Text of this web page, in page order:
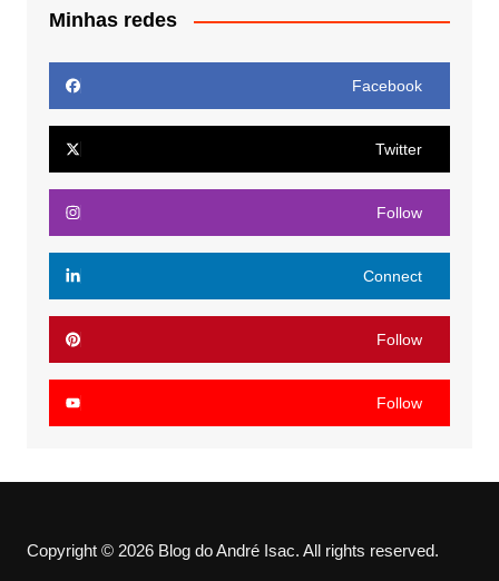
Minhas redes
Facebook
Twitter
Follow
Connect
Follow
Follow
Copyright © 2026 Blog do André Isac. All rights reserved.